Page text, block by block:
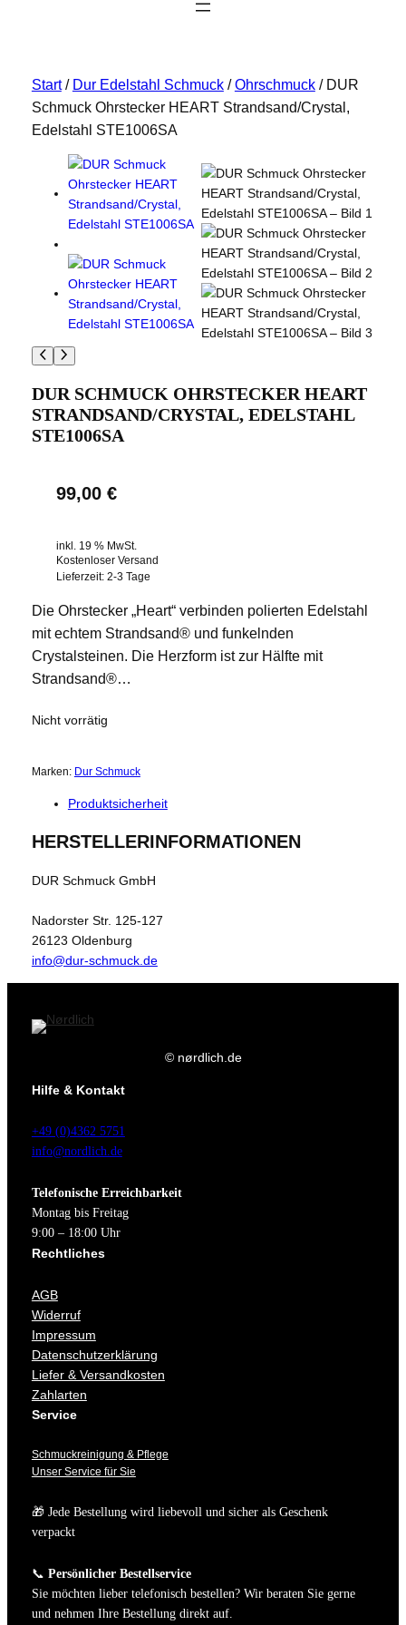
Start/ Dur Edelstahl Schmuck/Ohrschmuck/ DUR
Schmuck Ohrstecker HEART Strandsand/Crystal,
Edelstahl STE1006SA
DUR SCHMUCK OHRSTECKER HEART
STRANDSAND/CRYSTAL, EDELSTAHL
STE1006SA
99,00 €
inkl. 19 % MwSt.
Kostenloser Versand
Lieferzeit: 2-3 Tage
Die Ohrstecker „Heart“ verbinden polierten Edelstahl
mit echtem Strandsand® und funkelnden
Crystalsteinen. Die Herzform ist zur Hälfte mit
Strandsand®…
Nicht vorrätig
Marken: Dur Schmuck
Produktsicherheit
HERSTELLERINFORMATIONEN
DUR Schmuck GmbH
Nadorster Str. 125-127
26123 Oldenburg
info@dur-schmuck.de
© nørdlich.de
Hilfe & Kontakt
+49 (0)4362 5751
info@nordlich.de
Telefonische Erreichbarkeit
Montag bis Freitag
9:00 – 18:00 Uhr
Rechtliches
AGB
Widerruf
Impressum
Datenschutzerklärung
Liefer & Versandkosten
Zahlarten
Service
Schmuckreinigung & Pflege
Unser Service für Sie
🎁 Jede Bestellung wird liebevoll und sicher als Geschenk
verpackt
📞 Persönlicher Bestellservice
Sie möchten lieber telefonisch bestellen? Wir beraten Sie gerne
und nehmen Ihre Bestellung direkt auf.